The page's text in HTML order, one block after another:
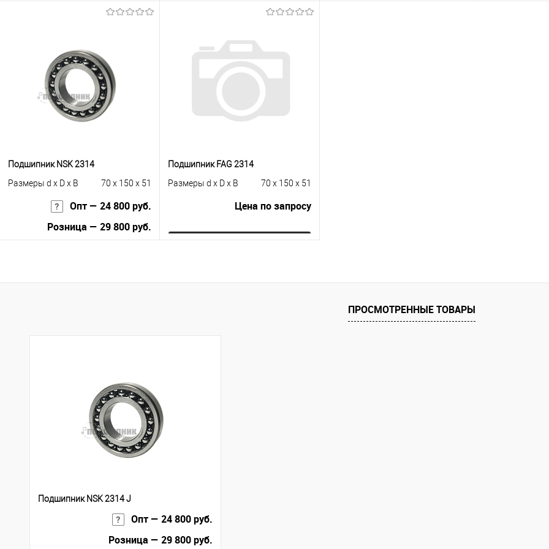
Купить в 1 клик
К сравнению
В избранное
Под заказ
Запросить цену
Купить в 1 клик
В избранное
Подшипник NSK 2314
Размеры d x D x B
70 x 150 x 51
Опт — 24 800 руб.
Розница — 29 800 руб.
Подшипник FAG 2314
Размеры d x D x B
70 x 150 x 51
Цена по запросу
Купить в 1 клик
К сравнению
ПРОСМОТРЕННЫЕ ТОВАРЫ
Подшипник NSK 2314 J
Опт — 24 800 руб.
Розница — 29 800 руб.